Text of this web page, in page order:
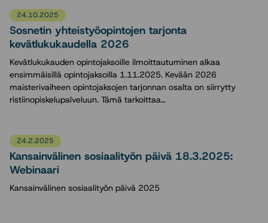
24.10.2025
Sosnetin yhteistyöopintojen tarjonta
kevätlukukaudella 2026
Kevätlukukauden opintojaksoille ilmoittautuminen alkaa
ensimmäisillä opintojaksoilla 1.11.2025. Kevään 2026
maisterivaiheen opintojaksojen tarjonnan osalta on siirrytty
ristiinopiskelupalveluun. Tämä tarkoittaa…
24.2.2025
Kansainvälinen sosiaalityön päivä 18.3.2025:
Webinaari
Kansainvälinen sosiaalityön päivä 2025